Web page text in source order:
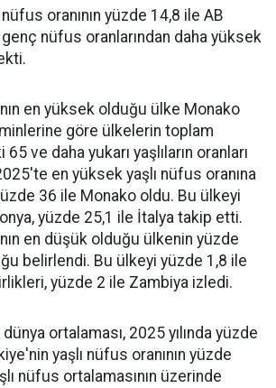
oranının yüzde 14,8 ile AB
nüfus oranlarından daha yüksek
en yüksek olduğu ülke Monako
göre ülkelerin toplam
ve daha yukarı yaşlıların oranları
en yüksek yaşlı nüfus oranına
36 ile Monako oldu. Bu ülkeyi
yüzde 25,1 ile İtalya takip etti.
en düşük olduğu ülkenin yüzde
belirlendi. Bu ülkeyi yüzde 1,8 ile
yüzde 2 ile Zambiya izledi.
ortalaması, 2025 yılında yüzde
yaşlı nüfus oranının yüzde
nüfus ortalamasının üzerinde